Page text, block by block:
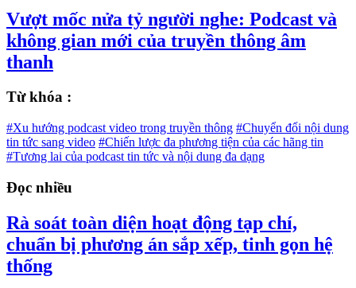
Vượt mốc nửa tỷ người nghe: Podcast và
không gian mới của truyền thông âm
thanh
Từ khóa :
#Xu hướng podcast video trong truyền thông #Chuyển đổi nội dung
tin tức sang video #Chiến lược đa phương tiện của các hãng tin
#Tương lai của podcast tin tức và nội dung đa dạng
Đọc nhiều
Rà soát toàn diện hoạt động tạp chí,
chuẩn bị phương án sắp xếp, tinh gọn hệ
thống